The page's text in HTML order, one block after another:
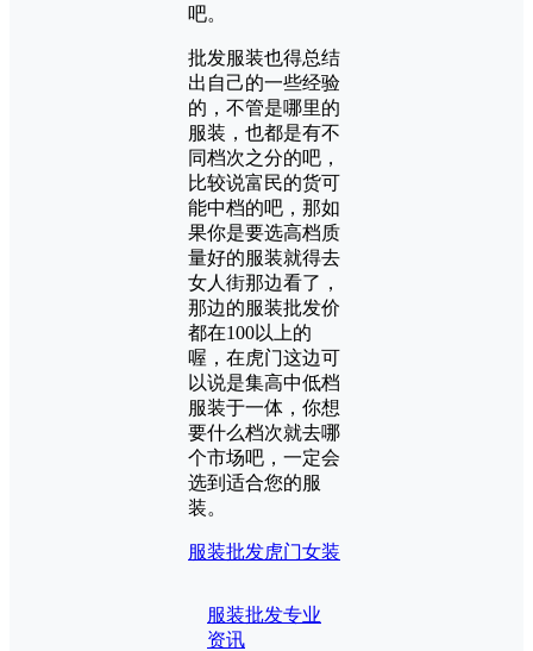
吧。
批发服装也得总结
出自己的一些经验
的，不管是哪里的
服装，也都是有不
同档次之分的吧，
比较说富民的货可
能中档的吧，那如
果你是要选高档质
量好的服装就得去
女人街那边看了，
那边的服装批发价
都在100以上的
喔，在虎门这边可
以说是集高中低档
服装于一体，你想
要什么档次就去哪
个市场吧，一定会
选到适合您的服
装。
服装批发虎门女装
服装批发专业
资讯